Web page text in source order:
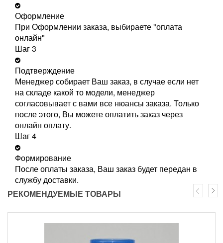
Оформление
При Оформлении заказа, выбираете "оплата
онлайн"
Шаг 3
Подтверждение
Менеджер собирает Ваш заказ, в случае если нет
на складе какой то модели, менеджер
согласовывает с вами все нюансы заказа. Только
после этого, Вы можете оплатить заказ через
онлайн оплату.
Шаг 4
Формирование
После оплаты заказа, Ваш заказ будет передан в
службу доставки.
РЕКОМЕНДУЕМЫЕ ТОВАРЫ